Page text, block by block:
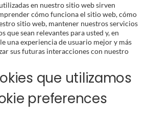
en nuestro sitio web sirven
cómo funciona el sitio web, cómo
sitio web, mantener nuestros servicios
que sean relevantes para usted y, en
una experiencia de usuario mejor y más
sus futuras interacciones con nuestro
que utilizamos
preferences